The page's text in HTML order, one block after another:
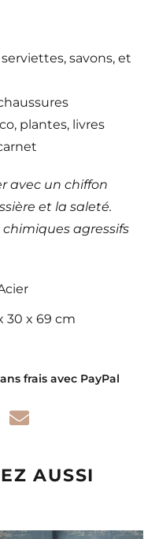
savons, et
plantes, livres
avec un chiffon
et la saleté.
chimiques agressifs
30 x 69 cm
frais avec PayPal
AUSSI